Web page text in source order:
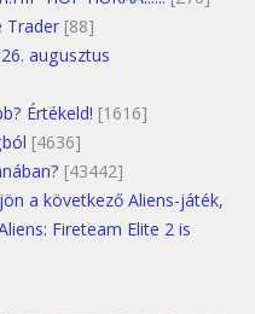
Trader [88]
augusztus
Értékeld! [1616]
[4636]
[43442]
a következő Aliens-játék,
Fireteam Elite 2 is